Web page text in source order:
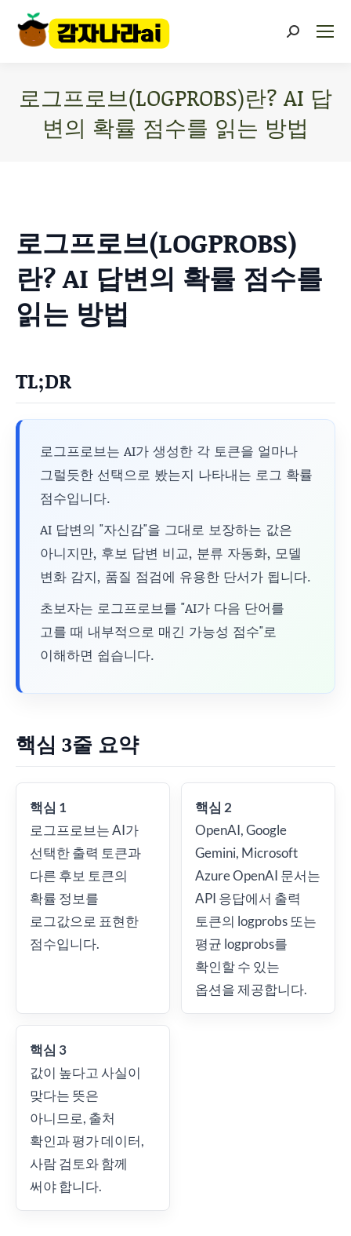
로그프로브(LOGPROBS)란? AI 답
변의 확률 점수를 읽는 방법
로그프로브(LOGPROBS)
란? AI 답변의 확률 점수를
읽는 방법
TL;DR
로그프로브는 AI가 생성한 각 토큰을 얼마나
그럴듯한 선택으로 봤는지 나타내는 로그 확률
점수입니다.
AI 답변의 "자신감"을 그대로 보장하는 값은
아니지만, 후보 답변 비교, 분류 자동화, 모델
변화 감지, 품질 점검에 유용한 단서가 됩니다.
초보자는 로그프로브를 "AI가 다음 단어를
고를 때 내부적으로 매긴 가능성 점수"로
이해하면 쉽습니다.
핵심 3줄 요약
핵심 1
로그프로브는 AI가
선택한 출력 토큰과
다른 후보 토큰의
확률 정보를
로그값으로 표현한
점수입니다.
핵심 2
OpenAI, Google
Gemini, Microsoft
Azure OpenAI 문서는
API 응답에서 출력
토큰의 logprobs 또는
평균 logprobs를
확인할 수 있는
옵션을 제공합니다.
핵심 3
값이 높다고 사실이
맞다는 뜻은
아니므로, 출처
확인과 평가 데이터,
사람 검토와 함께
써야 합니다.